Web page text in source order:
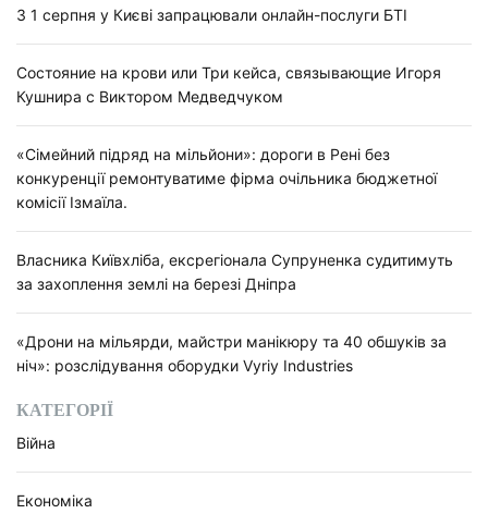
З 1 серпня у Києві запрацювали онлайн-послуги БТІ
Состояние на крови или Три кейса, связывающие Игоря
Кушнира с Виктором Медведчуком
«Сімейний підряд на мільйони»: дороги в Рені без
конкуренції ремонтуватиме фірма очільника бюджетної
комісії Ізмаїла.
Власника Київхліба, ексрегіонала Супруненка судитимуть
за захоплення землі на березі Дніпра
«Дрони на мільярди, майстри манікюру та 40 обшуків за
ніч»: розслідування оборудки Vyriy Industries
КАТЕГОРІЇ
Війна
Економіка